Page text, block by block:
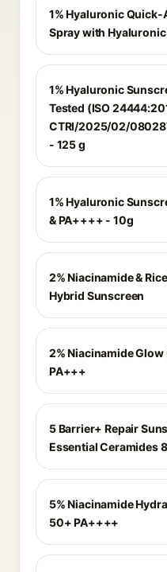
1% Hyaluronic
Spray with
1% Hyaluronic
Tested (ISO
CTRI/2025/02/
- 125 g
1% Hyaluronic
& PA++++ - 10g
2% Niacinamide &
Hybrid Sunscreen
2% Niacinamide Glow
PA+++
5 Barrier+ Repair
Essential Ceramides
5% Niacinamide
50+ PA++++